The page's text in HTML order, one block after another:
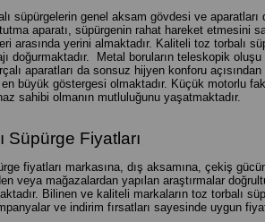
süpürgelerin genel aksam gövdesi ve
aparatı, süpürgenin rahat hareket etmesini
arasında yerini almaktadır. Kaliteli toz torbalı
doğurmaktadır. Metal boruların teleskopik
aparatları da sonsuz hijyen konforu
en büyük göstergesi olmaktadır. Küçük motorlu
sahibi olmanın mutluluğunu yaşatmaktadır.
Süpürge Fiyatları
fiyatları markasına, dış aksamına, çekiş
veya mağazalardan yapılan araştırmalar
Bilinen ve kaliteli markaların toz torbalı
ve indirim fırsatları sayesinde uygun